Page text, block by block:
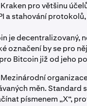
pro většinu
a stahování
je decentralizovaný,
označení by se pro
Bitcoin již od jeho
měn. Standard
písmenem „X“,